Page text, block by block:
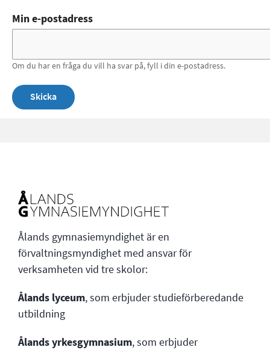
Min e-postadress
Om du har en fråga du vill ha svar på, fyll i din e-postadress.
Ålands gymnasiemyndighet är en
förvaltningsmyndighet med ansvar för
verksamheten vid tre skolor:
Ålands lyceum, som erbjuder studieförberedande
utbildning
Ålands yrkesgymnasium, som erbjuder